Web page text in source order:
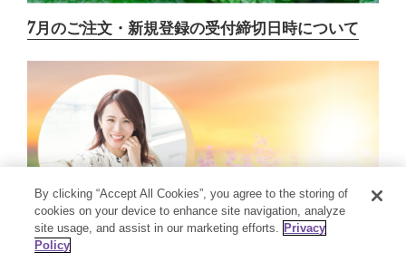
7月のご注文・新規登録の受付締切日時について
By clicking “Accept All Cookies”, you agree to the storing of
cookies on your device to enhance site navigation, analyze
site usage, and assist in our marketing efforts. Privacy
Policy